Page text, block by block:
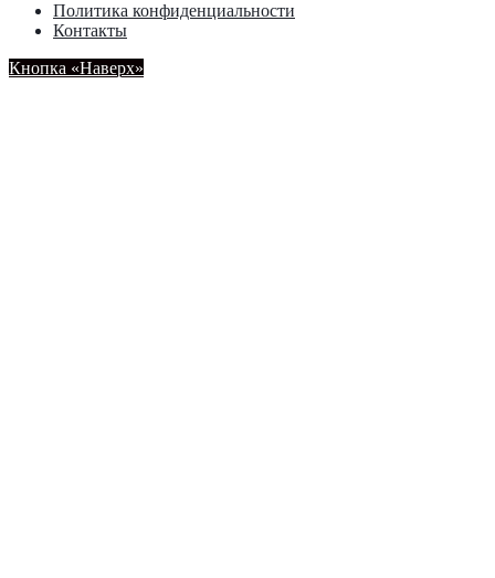
Политика конфиденциальности
Контакты
Кнопка «Наверх»